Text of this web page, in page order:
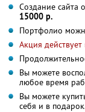
Cоздание сайта
15000 р.
Портфолио
Акция
Вы можете
любое время
Вы можете
себя и в